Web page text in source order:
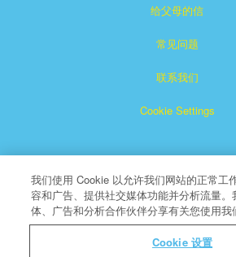
给父母的信
常见问题
联系我们
Cookie Settings
版权所有
我们使用 Cookie 以允许我们网站的正常工
容和广告、提供社交媒体功能并分析流量
体、广告和分析合作伙伴分享有关您使用我
Cookie 设置